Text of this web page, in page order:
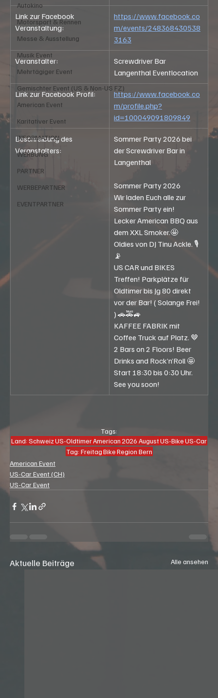
Autokino
Motorsport & Rennen
Messe & Ausstellung
Musik Event
Mehrtägiger Event
Gemischter Event (US & Non-US FZ)
American Event
Karitativer Event
INFORMATION
WERBUNG
PARTNER
WERBEPARTNER
EVENTPARTNER
Link zur Facebook
Veranstaltung:
https://www.facebook.co
m/events/248368430538
3163
Veranstalter:
Screwdriver Bar
Langenthal Eventlocation
Link zur Facebook Profil:
https://www.facebook.co
m/profile.php?
id=100049091809849
Beschreibung des
Veranstalters:
Sommer Party 2026 bei
der Screwdriver Bar in
Langenthal
Sommer Party 2026
Wir laden Euch alle zur
Sommer Party ein!
Lecker American BBQ aus
dem XXL Smoker.🤩
Oldies von DJ Tinu Ackle. 🎙️
📡
US CAR und BIKES
Treffen! Parkplätze für
Oldtimer bis Jg 80 direkt
vor der Bar! ( Solange Frei!
) 🚗🚕🚙
KAFFEE FABRIK mit
Coffee Truck auf Platz. 🤎
2 Bars on 2 Floors! Beer
Drinks and Rock’n’Roll 🤩
Start 18:30 bis 0:30 Uhr.
See you soon!
Tags:
Land: SchweizUS-OldtimerAmerican2026 AugustUS-BikeUS-Car
Tag: FreitagBikeRegion Bern
American Event
US-Car Event (CH)
US-Car Event
Aktuelle Beiträge Alle ansehen